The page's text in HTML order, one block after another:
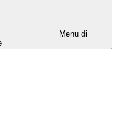
Menu di